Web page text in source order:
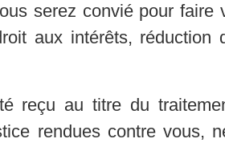
serez convié pour faire
aux intérêts,
reçu au titre du
rendues contre vous,